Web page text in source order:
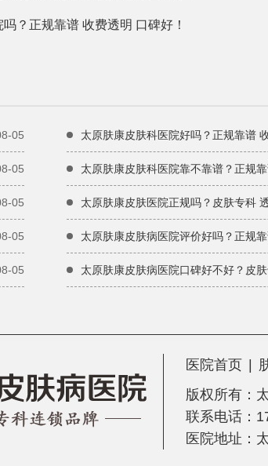
？正规靠谱 收费透明 口碑好！
05 太原肤康皮肤科医院好吗？正规靠谱
05 太原肤康皮肤科医院靠不靠谱？正规
05 太原肤康皮肤医院正规吗？皮肤专科
05 太原肤康皮肤病医院评价好吗？正规
05 太原肤康皮肤病医院口碑好不好？皮
医院首页 |
版权所有：
联系电话：
医院地址：